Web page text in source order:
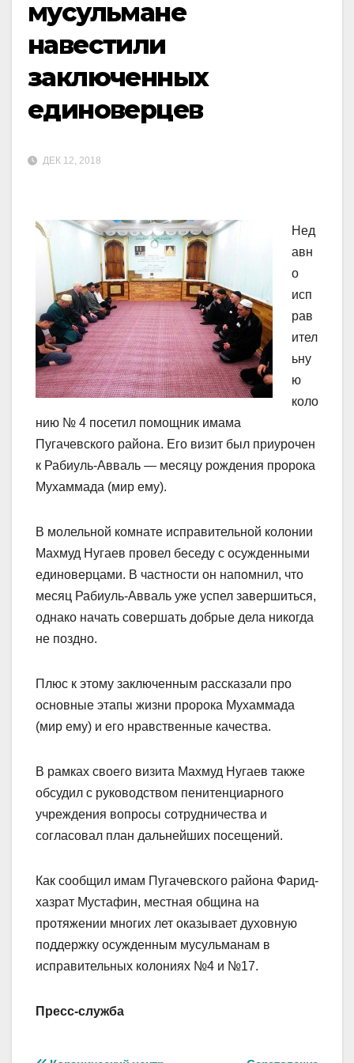
мусульмане
навестили
заключенных
единоверцев
ДЕК 12, 2018
Нед
авн
о
исп
рав
ител
ьну
ю
коло
нию № 4 посетил помощник имама
Пугачевского района. Его визит был приурочен
к Рабиуль-Авваль — месяцу рождения пророка
Мухаммада (мир ему).
В молельной комнате исправительной колонии
Махмуд Нугаев провел беседу с осужденными
единоверцами. В частности он напомнил, что
месяц Рабиуль-Авваль уже успел завершиться,
однако начать совершать добрые дела никогда
не поздно.
Плюс к этому заключенным рассказали про
основные этапы жизни пророка Мухаммада
(мир ему) и его нравственные качества.
В рамках своего визита Махмуд Нугаев также
обсудил с руководством пенитенциарного
учреждения вопросы сотрудничества и
согласовал план дальнейших посещений.
Как сообщил имам Пугачевского района Фарид-
хазрат Мустафин, местная община на
протяжении многих лет оказывает духовную
поддержку осужденным мусульманам в
исправительных колониях №4 и №17.
Пресс-служба